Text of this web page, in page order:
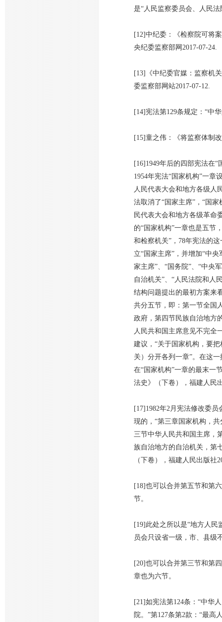
是“人民监察委员会、人民
[12]中纪委：《检察院可将
央纪委监察部网2017-07-24.
[13]《中纪委官媒：监察机
委监察部网站2017-07-12.
[14]宪法第129条规定：“中
[15]童之伟：《将监察体制
[16]1949年后的四部宪法在
1954年宪法“国家机构”一章
人民代表大会和地方各级人
法取消了“国家主席”，“国
民代表大会和地方各级革命
的“国家机构”一章也是五节
和检察机关”，78年宪法的
立“国家主席”，并增加“中
家主席”、“国务院”、“中央
自治机关”、“人民法院和人
结构问题提出的最初方案来
共分五节，即：第一节全国
政府，第四节民族自治地方
人民共和国主席意见不完全
建议，“关于国家机构，要
关）分开各列一章”。在这
在“国家机构”一章的最末一
法史》（下卷），福建人民
[17]1982年2月宪法修改委
现的，“第三章国家机构，
三节中华人民共和国主席，
族自治地方的自治机关，第
（下卷），福建人民出版社
[18]也可以合并第五节和第
节。
[19]此处之所以是“地方人民
员会只设省一级，市、县级
[20]也可以合并第三节和第
章也为六节。
[21]如宪法第124条：“中华
院。”第127条第2款：“最